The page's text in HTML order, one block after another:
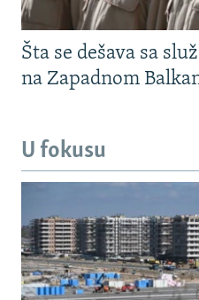
Šta se dešava sa
na Zapadnom
U fokusu